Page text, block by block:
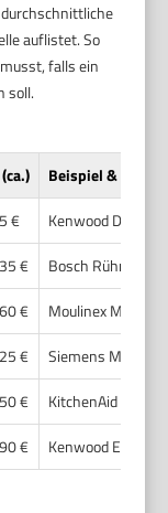
auflistet. So
falls ein
soll.
Beispiel &
€
Kenwood
€ Bosch Rührbesen
€
Moulinex
€
Siemens
€
KitchenAid
€ Kenwood